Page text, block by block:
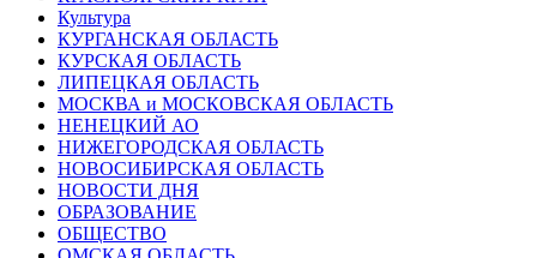
Культура
КУРГАНСКАЯ ОБЛАСТЬ
КУРСКАЯ ОБЛАСТЬ
ЛИПЕЦКАЯ ОБЛАСТЬ
МОСКВА и МОСКОВСКАЯ ОБЛАСТЬ
НЕНЕЦКИЙ АО
НИЖЕГОРОДСКАЯ ОБЛАСТЬ
НОВОСИБИРСКАЯ ОБЛАСТЬ
НОВОСТИ ДНЯ
ОБРАЗОВАНИЕ
ОБЩЕСТВО